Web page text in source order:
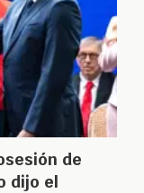
de
dijo el